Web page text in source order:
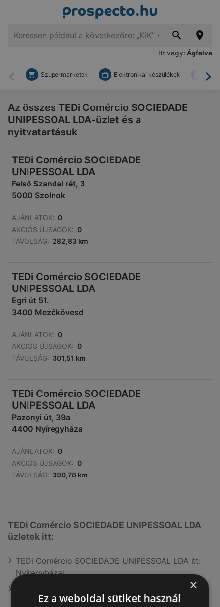
Itt vagy: Ágfalva
Vissza
Szupermarketek Elektronikai készülékek
Az összes TEDi Comércio SOCIEDADE
UNIPESSOAL LDA-üzlet és a
nyitvatartásuk
TEDi Comércio SOCIEDADE
UNIPESSOAL LDA
Felső Szandai rét, 3
5000 Szolnok
AJÁNLATOK: 0
AKCIÓS ÚJSÁGOK: 0
TÁVOLSÁG: 282,83 km
TEDi Comércio SOCIEDADE
UNIPESSOAL LDA
Egri út 51.
3400 Mezőkövesd
AJÁNLATOK: 0
AKCIÓS ÚJSÁGOK: 0
TÁVOLSÁG: 301,51 km
TEDi Comércio SOCIEDADE
UNIPESSOAL LDA
Pazonyi út, 39a
4400 Nyíregyháza
AJÁNLATOK: 0
AKCIÓS ÚJSÁGOK: 0
TÁVOLSÁG: 390,78 km
TEDi Comércio SOCIEDADE UNIPESSOAL LDA
üzletek itt:
TEDi Comércio SOCIEDADE UNIPESSOAL LDA itt:
Nyíregyházai
TEDi Comércio SOCIEDADE UNIPESSOAL LDA itt:
Szolnoki
×
Ez a weboldal sütiket használ